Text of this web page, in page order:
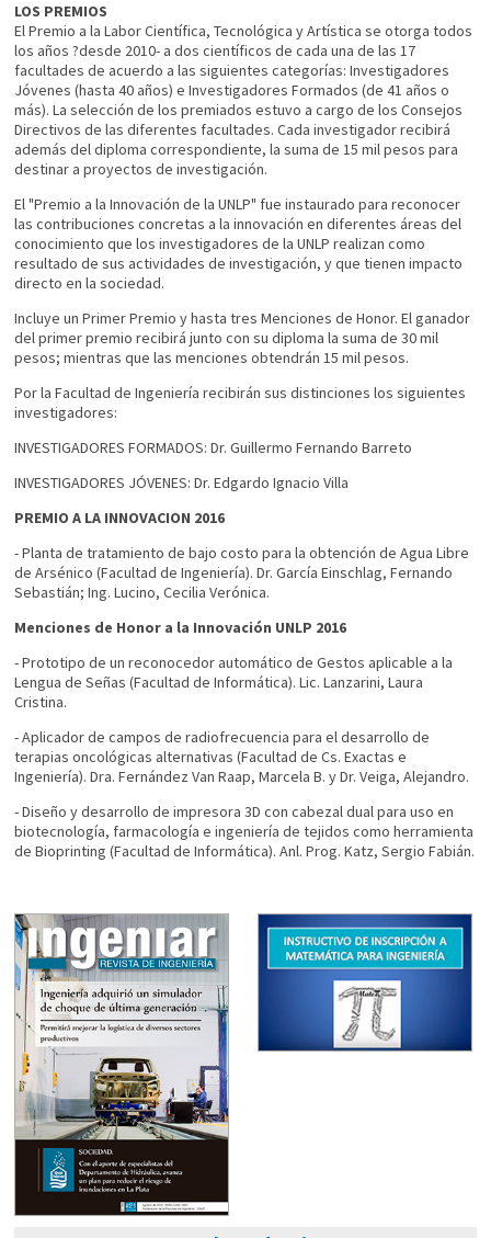
LOS PREMIOS
El Premio a la Labor Científica, Tecnológica y Artística se otorga todos
los años ?desde 2010- a dos científicos de cada una de las 17
facultades de acuerdo a las siguientes categorías: Investigadores
Jóvenes (hasta 40 años) e Investigadores Formados (de 41 años o
más). La selección de los premiados estuvo a cargo de los Consejos
Directivos de las diferentes facultades. Cada investigador recibirá
además del diploma correspondiente, la suma de 15 mil pesos para
destinar a proyectos de investigación.
El "Premio a la Innovación de la UNLP" fue instaurado para reconocer
las contribuciones concretas a la innovación en diferentes áreas del
conocimiento que los investigadores de la UNLP realizan como
resultado de sus actividades de investigación, y que tienen impacto
directo en la sociedad.
Incluye un Primer Premio y hasta tres Menciones de Honor. El ganador
del primer premio recibirá junto con su diploma la suma de 30 mil
pesos; mientras que las menciones obtendrán 15 mil pesos.
Por la Facultad de Ingeniería recibirán sus distinciones los siguientes
investigadores:
INVESTIGADORES FORMADOS: Dr. Guillermo Fernando Barreto
INVESTIGADORES JÓVENES: Dr. Edgardo Ignacio Villa
PREMIO A LA INNOVACION 2016
- Planta de tratamiento de bajo costo para la obtención de Agua Libre
de Arsénico (Facultad de Ingeniería). Dr. García Einschlag, Fernando
Sebastián; Ing. Lucino, Cecilia Verónica.
Menciones de Honor a la Innovación UNLP 2016
- Prototipo de un reconocedor automático de Gestos aplicable a la
Lengua de Señas (Facultad de Informática). Lic. Lanzarini, Laura
Cristina.
- Aplicador de campos de radiofrecuencia para el desarrollo de
terapias oncológicas alternativas (Facultad de Cs. Exactas e
Ingeniería). Dra. Fernández Van Raap, Marcela B. y Dr. Veiga, Alejandro.
- Diseño y desarrollo de impresora 3D con cabezal dual para uso en
biotecnología, farmacología e ingeniería de tejidos como herramienta
de Bioprinting (Facultad de Informática). Anl. Prog. Katz, Sergio Fabián.